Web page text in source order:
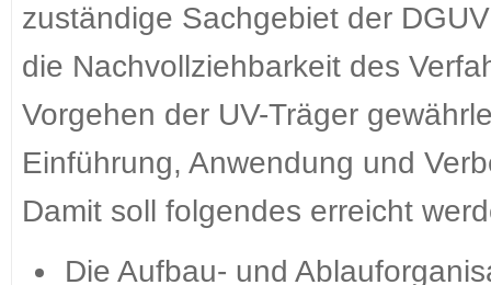
zuständige Sachgebiet der
die Nachvollziehbarkeit des
Vorgehen der UV-Träger
Einführung, Anwendung und
Damit soll folgendes erreicht
Die Aufbau- und